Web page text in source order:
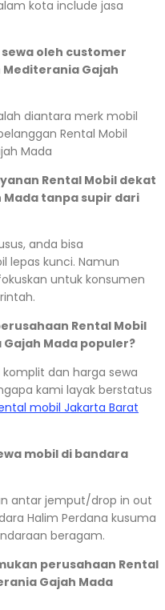
kota include jasa
oleh customer
Gajah
diantara merk mobil
Rental Mobil
Mada
Rental Mobil dekat
tanpa supir dari
anda bisa
lepas kunci. Namun
untuk konsumen
Rental Mobil
Mada populer?
dan harga sewa
kami layak berstatus
mobil Jakarta Barat
mobil di bandara
antar jemput/drop in out
Halim Perdana kusuma
beragam.
perusahaan Rental
Gajah Mada